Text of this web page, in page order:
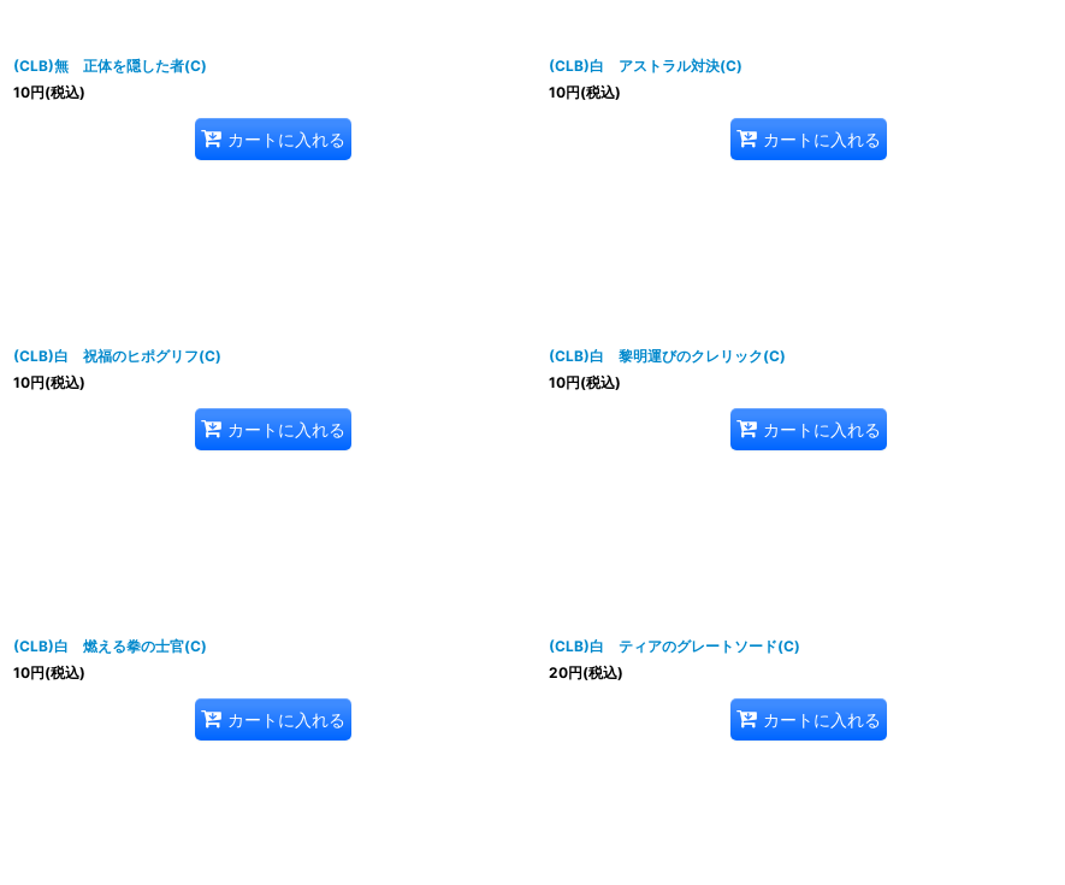
(CLB)無 正体を隠した者(C)
10円(税込)
カートに入れる
(CLB)白 アストラル対決(C)
10円(税込)
カートに入れる
(CLB)白 祝福のヒポグリフ(C)
10円(税込)
カートに入れる
(CLB)白 黎明運びのクレリック(C)
10円(税込)
カートに入れる
(CLB)白 燃える拳の士官(C)
10円(税込)
カートに入れる
(CLB)白 ティアのグレートソード(C)
20円(税込)
カートに入れる